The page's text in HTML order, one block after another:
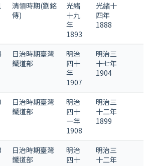
清領時期(劉銘
傳)
光緒
十九
年
1893
光緒十
四年
1888
日治時期臺灣
鐵道部
明治
四十
年
1907
明治三
十七年
1904
日治時期臺灣
鐵道部
明治
四十
一年
1908
明治三
十二年
1899
日治時期臺灣
鐵道部
明治
四十
明治三
十二年